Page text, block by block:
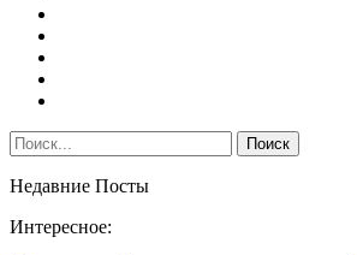
Недавние Посты
Интересное: